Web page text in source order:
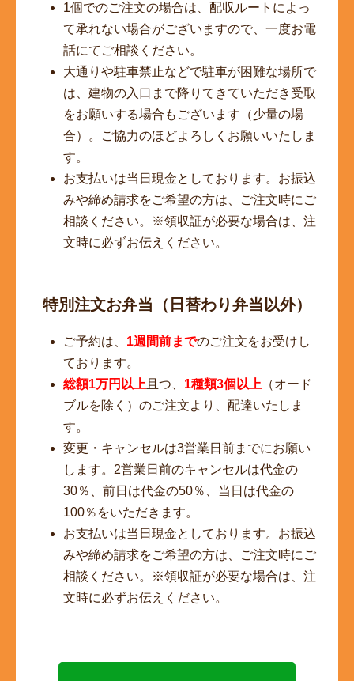
1個でのご注文の場合は、配収ルートによっ
て承れない場合がございますので、一度お電
話にてご相談ください。
大通りや駐車禁止などで駐車が困難な場所で
は、建物の入口まで降りてきていただき受取
をお願いする場合もございます（少量の場
合）。ご協力のほどよろしくお願いいたしま
す。
お支払いは当日現金としております。お振込
みや締め請求をご希望の方は、ご注文時にご
相談ください。※領収証が必要な場合は、注
文時に必ずお伝えください。
特別注文お弁当（日替わり弁当以外）
ご予約は、 1週間前までのご注文をお受けし
ております。
総額1万円以上 且つ、 1種類3個以上 （オード
ブルを除く）のご注文より、配達いたしま
す。
変更・キャンセルは3営業日前までにお願い
します。2営業日前のキャンセルは代金の
30％、前日は代金の50％、当日は代金の
100％をいただきます。
お支払いは当日現金としております。お振込
みや締め請求をご希望の方は、ご注文時にご
相談ください。※領収証が必要な場合は、注
文時に必ずお伝えください。